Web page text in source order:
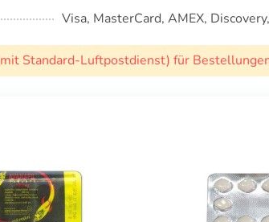
Visa, MasterCard, AMEX,
Standard-Luftpostdienst) für